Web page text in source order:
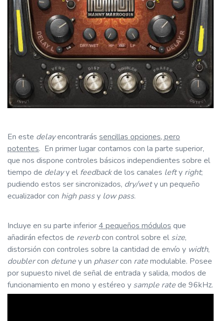
En este delayencontrarás sencillas opciones, pero
potentes. En primer lugar contamos con la parte superior,
que nos dispone controles básicos independientes sobre el
tiempo de delayy el feedbackde los canales lefty right;
pudiendo estos ser sincronizados, dry/wety un pequeño
ecualizador con high passy low pass.
Incluye en su parte inferior4 pequeños módulos que
añadirán efectos de reverbcon control sobre el size,
distorsión con controles sobre la cantidad de envío y width,
doublercon detuney un phasercon ratemodulable. Posee
por supuesto nivel de señal de entrada y salida, modos de
funcionamiento en mono y estéreo y sample ratede 96kHz.